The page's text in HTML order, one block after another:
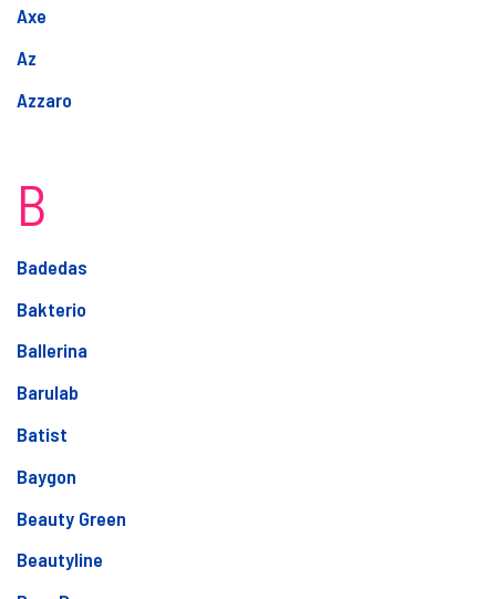
Axe
Az
Azzaro
B
Badedas
Bakterio
Ballerina
Barulab
Batist
Baygon
Beauty Green
Beautyline